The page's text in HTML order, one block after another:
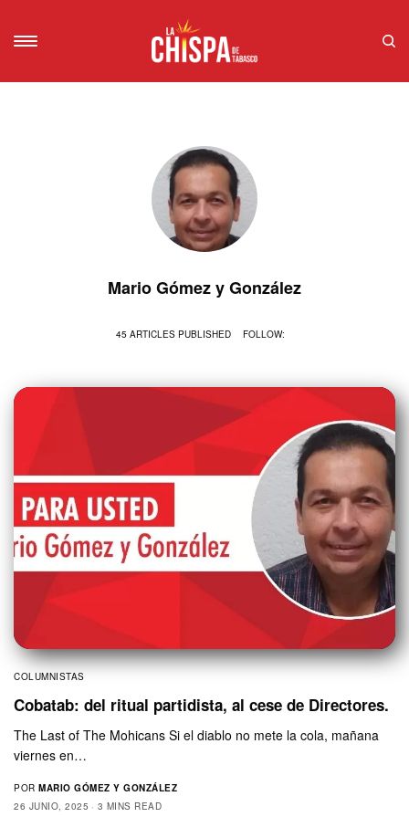
Mario Gómez y González
45 ARTICLES PUBLISHED FOLLOW:
COLUMNISTAS
Cobatab: del ritual partidista, al cese de Directores.
The Last of The Mohicans Si el diablo no mete la cola, mañana
viernes en…
POR MARIO GÓMEZ Y GONZÁLEZ
26 JUNIO, 2025
3 MINS READ